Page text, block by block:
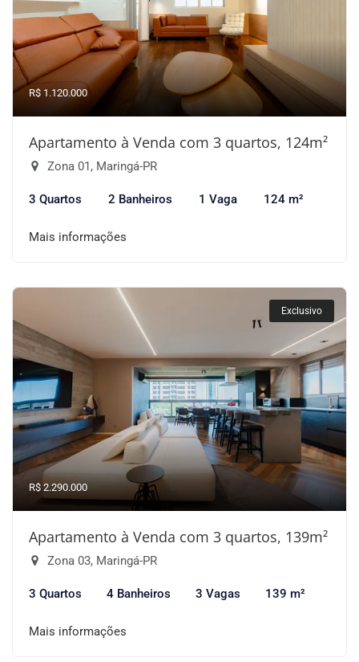
R$ 1.120.000
Apartamento à Venda com 3 quartos, 124m²
Zona 01, Maringá-PR
3 Quartos 2 Banheiros 1 Vaga 124 m²
Mais informações
Exclusivo
R$ 2.290.000
Apartamento à Venda com 3 quartos, 139m²
Zona 03, Maringá-PR
3 Quartos 4 Banheiros 3 Vagas 139 m²
Mais informações